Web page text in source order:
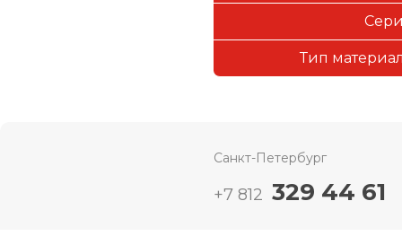
Тип
Санкт-Петербург
+7 812 329 44 61